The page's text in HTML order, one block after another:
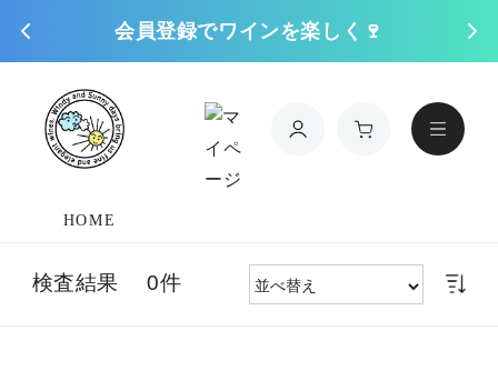
会員登録でワインを楽しく🍷
HOME
検査結果 0件